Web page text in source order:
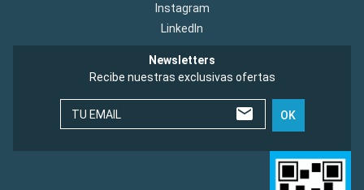
Instagram
LinkedIn
Newsletters
Recibe nuestras exclusivas ofertas
TU EMAIL OK